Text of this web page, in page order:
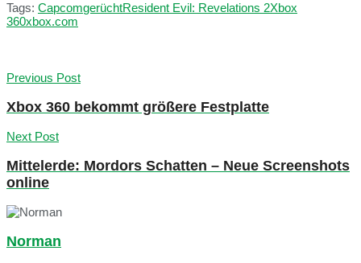
Tags: CapcomgerüchtResident Evil: Revelations 2Xbox
360xbox.com
Previous Post
Xbox 360 bekommt größere Festplatte
Next Post
Mittelerde: Mordors Schatten – Neue Screenshots
online
Norman